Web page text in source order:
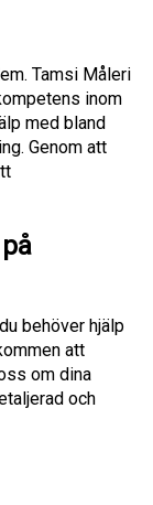
Tamsi Måleri
inom
med bland
Genom att
behöver hjälp
att
om dina
och